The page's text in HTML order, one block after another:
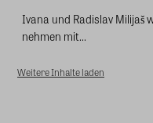
Ivana und Radislav Milijaš
nehmen mit...
Weitere Inhalte laden